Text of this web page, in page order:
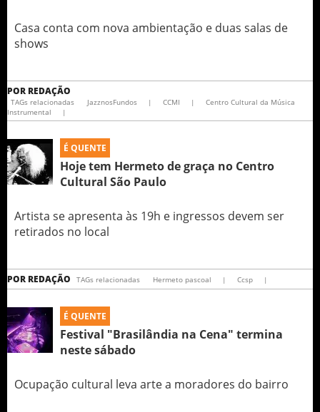
Casa conta com nova ambientação e duas salas de
shows
POR REDAÇÃO
TAGs relacionadas JazznosFundos | CCMI |
Centro Cultural da Música
Instrumental
|
É QUENTE
Hoje tem Hermeto de graça no Centro
Cultural São Paulo
Artista se apresenta às 19h e ingressos devem ser
retirados no local
POR REDAÇÃO TAGs relacionadas Hermeto pascoal | Ccsp |
É QUENTE
Festival "Brasilândia na Cena" termina
neste sábado
Ocupação cultural leva arte a moradores do bairro